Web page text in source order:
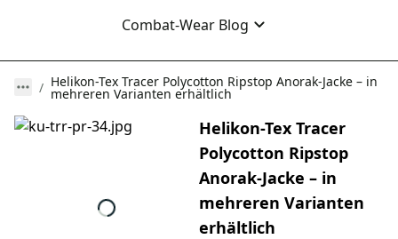
Combat-Wear Blog
Helikon-Tex Tracer Polycotton Ripstop Anorak-Jacke – in
mehreren Varianten erhältlich
Helikon-Tex Tracer
Polycotton Ripstop
Anorak-Jacke – in
mehreren Varianten
erhältlich